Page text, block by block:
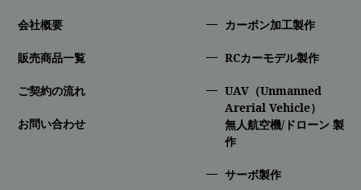
会社概要
販売商品一覧
ご契約の流れ
お問い合わせ
カーボン加工製作
RCカーモデル製作
UAV（Unmanned
Arerial Vehicle）
無人航空機/ドローン 製
作
サーボ製作